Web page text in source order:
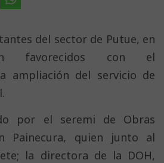
del sector de Putue, en
favorecidos con el
ampliación del servicio de
por el seremi de Obras
Painecura, quien junto al
la directora de la DOH,